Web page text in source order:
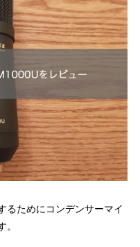
るためにコンデンサーマイ